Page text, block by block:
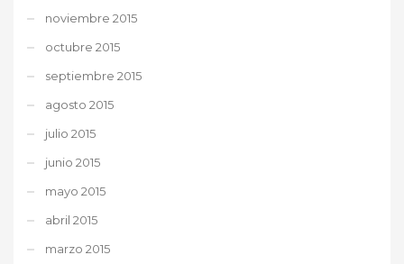
noviembre 2015
octubre 2015
septiembre 2015
agosto 2015
julio 2015
junio 2015
mayo 2015
abril 2015
marzo 2015